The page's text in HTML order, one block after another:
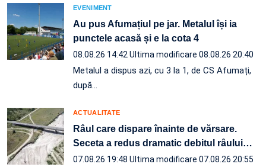
EVENIMENT
Au pus Afumațiul pe jar. Metalul își ia
punctele acasă și e la cota 4
08.08.26 14:42 Ultima modificare 08.08.26 20:40
Metalul a dispus azi, cu 3 la 1, de CS Afumați,
după…
ACTUALITATE
Râul care dispare înainte de vărsare.
Seceta a redus dramatic debitul râului…
07.08.26 19:48 Ultima modificare 07.08.26 20:55